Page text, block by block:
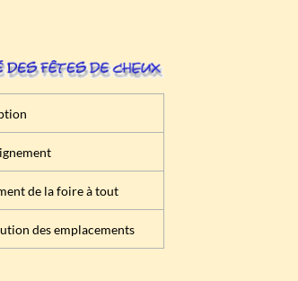
de la foire à tout
des emplacements